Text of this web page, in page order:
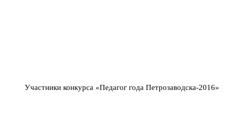
Участники конкурса «Педагог года Петрозаводска-2016»